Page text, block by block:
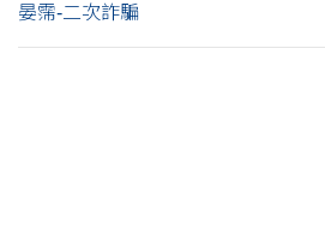
晏霈-二次詐騙